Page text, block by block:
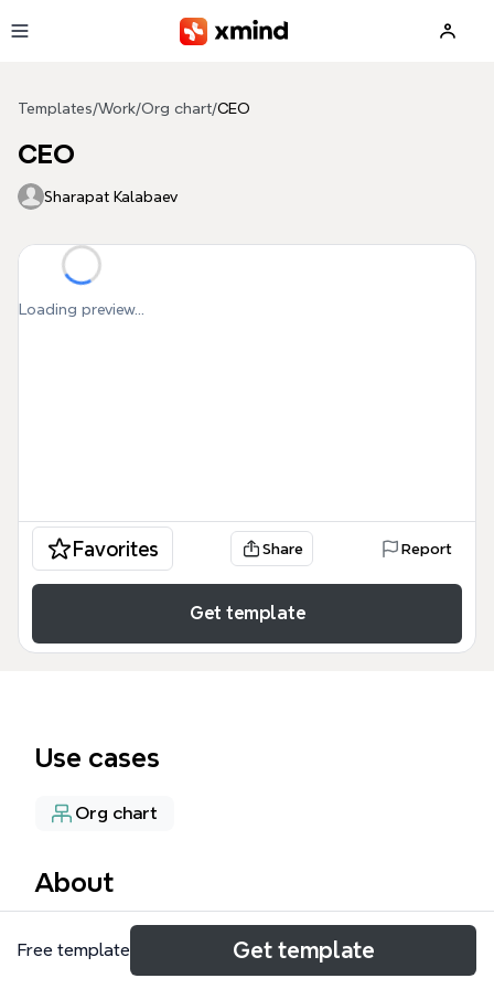
Templates/Work/Org chart/CEO
CEO
Sharapat Kalabaev
Loading preview...
Favorites Share Report
Get template
Use cases
Org chart
About
Этот CEO шаблон Xmind представляет собой
комплексную организационную структуру и
Free template Get template